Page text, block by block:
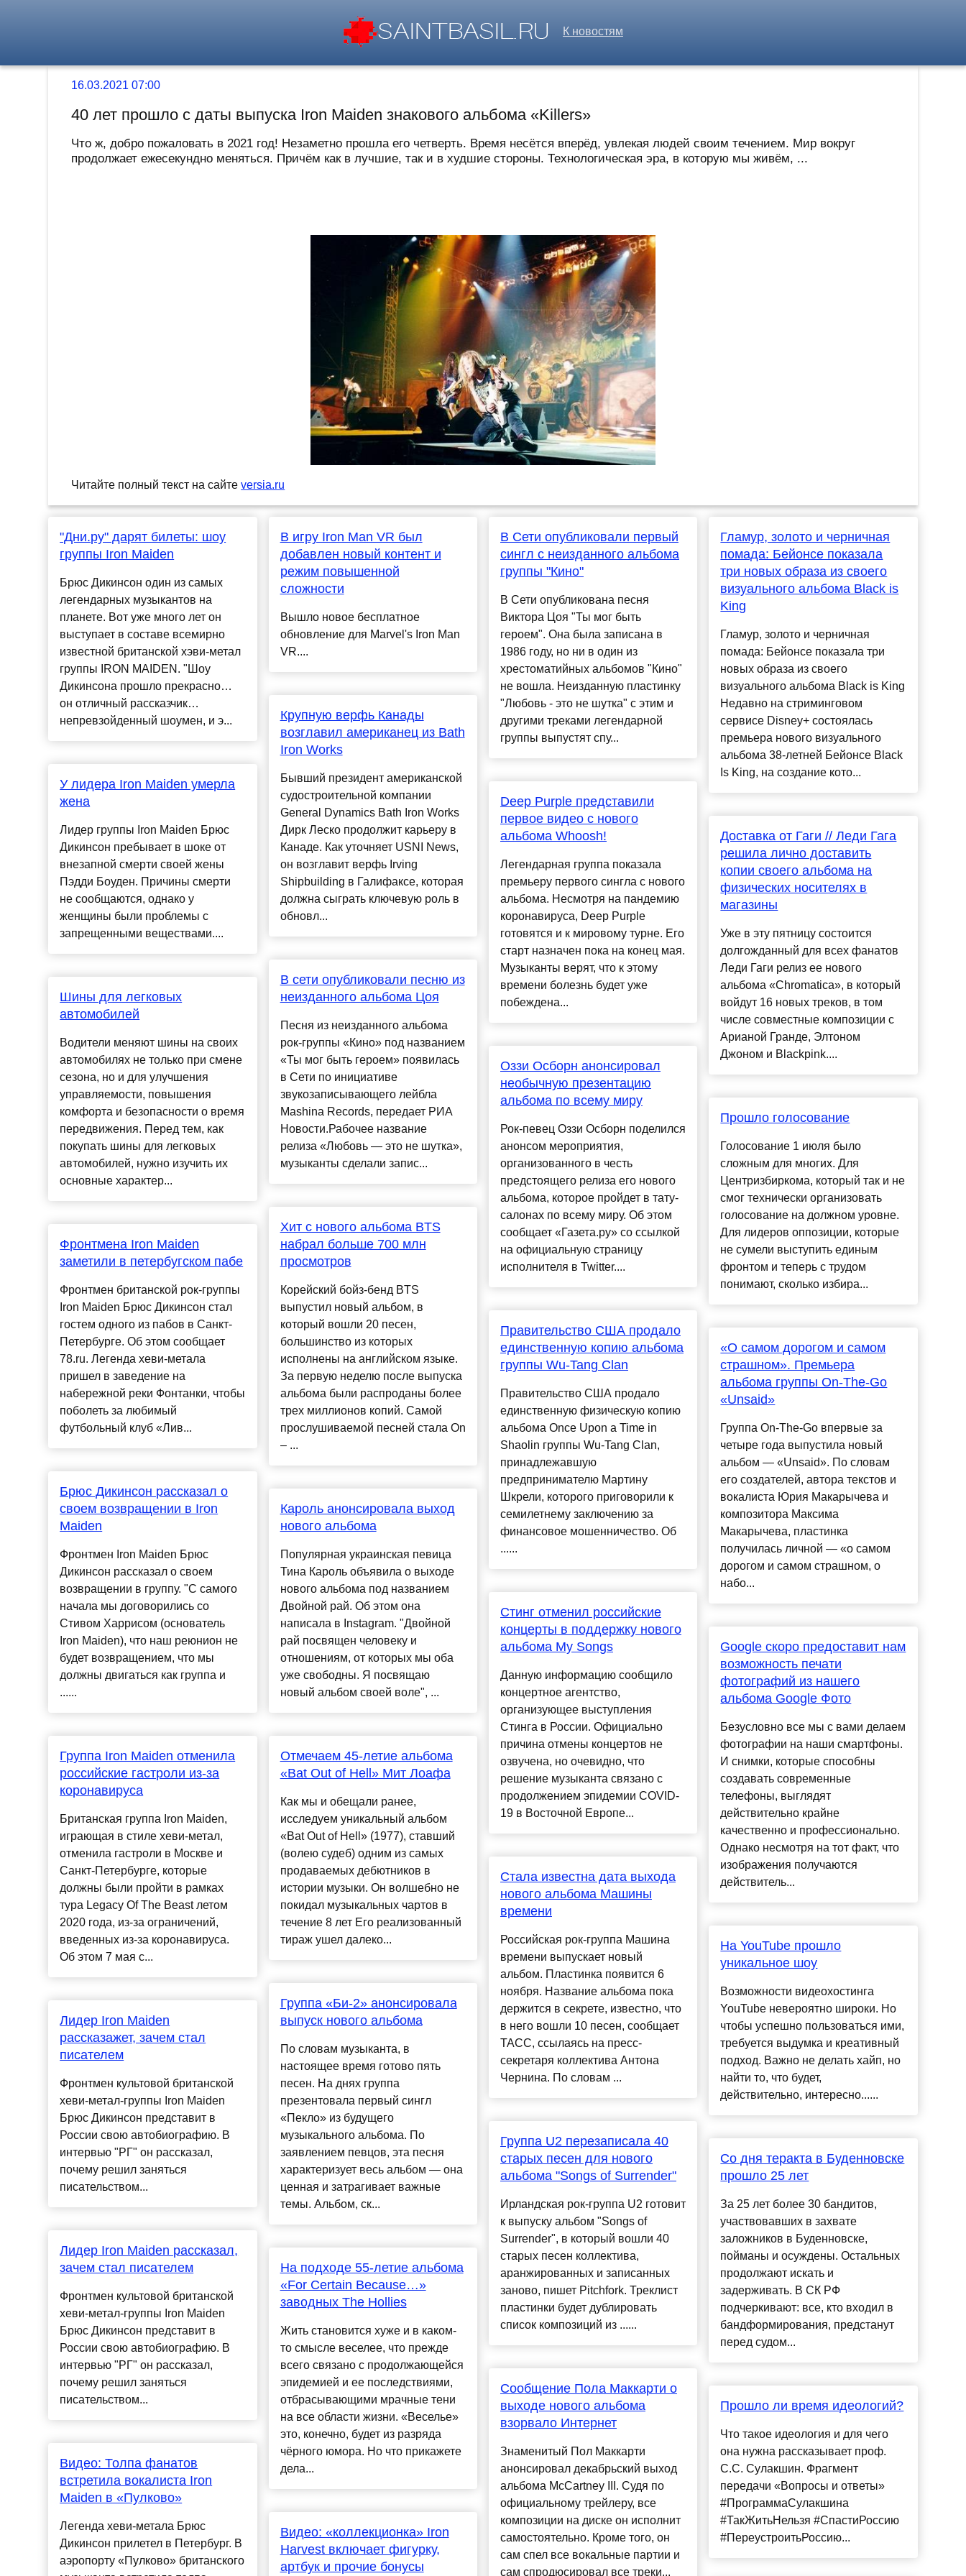
К новостям
16.03.2021 07:00
40 лет прошло с даты выпуска Iron Maiden знакового альбома «Killers»
Что ж, добро пожаловать в 2021 год! Незаметно прошла его четверть. Время несётся вперёд, увлекая людей своим течением. Мир вокруг
продолжает ежесекундно меняться. Причём как в лучшие, так и в худшие стороны. Технологическая эра, в которую мы живём, ...
Читайте полный текст на сайтеversia.ru
"Дни.ру" дарят билеты: шоу
группы Iron Maiden
Брюс Дикинсон один из самых
легендарных музыкантов на
планете. Вот уже много лет он
выступает в составе всемирно
известной британской хэви-метал
группы IRON MAIDEN. "Шоу
Дикинсона прошло прекрасно…
он отличный рассказчик…
непревзойденный шоумен, и э...
У лидера Iron Maiden умерла
жена
Лидер группы Iron Maiden Брюс
Дикинсон пребывает в шоке от
внезапной смерти своей жены
Пэдди Боуден. Причины смерти
не сообщаются, однако у
женщины были проблемы с
запрещенными веществами....
Шины для легковых
автомобилей
Водители меняют шины на своих
автомобилях не только при смене
сезона, но и для улучшения
управляемости, повышения
комфорта и безопасности о время
передвижения. Перед тем, как
покупать шины для легковых
автомобилей, нужно изучить их
основные характер...
Фронтмена Iron Maiden
заметили в петербугском пабе
Фронтмен британской рок-группы
Iron Maiden Брюс Дикинсон стал
гостем одного из пабов в Санкт-
Петербурге. Об этом сообщает
78.ru. Легенда хеви-метала
пришел в заведение на
набережной реки Фонтанки, чтобы
поболеть за любимый
футбольный клуб «Лив...
Брюс Дикинсон рассказал о
своем возвращении в Iron
Maiden
Фронтмен Iron Maiden Брюс
Дикинсон рассказал о своем
возвращении в группу. "С самого
начала мы договорились со
Стивом Харрисом (основатель
Iron Maiden), что наш реюнион не
будет возвращением, что мы
должны двигаться как группа и
......
Группа Iron Maiden отменила
российские гастроли из-за
коронавируса
Британская группа Iron Maiden,
играющая в стиле хеви-метал,
отменила гастроли в Москве и
Санкт-Петербурге, которые
должны были пройти в рамках
тура Legacy Of The Beast летом
2020 года, из-за ограничений,
введенных из-за коронавируса.
Об этом 7 мая с...
Лидер Iron Maiden
рассказажет, зачем стал
писателем
Фронтмен культовой британской
хеви-метал-группы Iron Maiden
Брюс Дикинсон представит в
России свою автобиографию. В
интервью "РГ" он рассказал,
почему решил заняться
писательством...
Лидер Iron Maiden рассказал,
зачем стал писателем
Фронтмен культовой британской
хеви-метал-группы Iron Maiden
Брюс Дикинсон представит в
России свою автобиографию. В
интервью "РГ" он рассказал,
почему решил заняться
писательством...
Видео: Толпа фанатов
встретила вокалиста Iron
Maiden в «Пулково»
Легенда хеви-метала Брюс
Дикинсон прилетел в Петербург. В
аэропорту «Пулково» британского
В игру Iron Man VR был
добавлен новый контент и
режим повышенной
сложности
Вышло новое бесплатное
обновление для Marvel's Iron Man
VR....
Крупную верфь Канады
возглавил американец из Bath
Iron Works
Бывший президент американской
судостроительной компании
General Dynamics Bath Iron Works
Дирк Леско продолжит карьеру в
Канаде. Как уточняет USNI News,
он возглавит верфь Irving
Shipbuilding в Галифаксе, которая
должна сыграть ключевую роль в
обновл...
В сети опубликовали песню из
неизданного альбома Цоя
Песня из неизданного альбома
рок-группы «Кино» под названием
«Ты мог быть героем» появилась
в Сети по инициативе
звукозаписывающего лейбла
Mashina Records, передает РИА
Новости.Рабочее название
релиза «Любовь — это не шутка»,
музыканты сделали запис...
Хит с нового альбома BTS
набрал больше 700 млн
просмотров
Корейский бойз-бенд BTS
выпустил новый альбом, в
который вошли 20 песен,
большинство из которых
исполнены на английском языке.
За первую неделю после выпуска
альбома были распроданы более
трех миллионов копий. Самой
прослушиваемой песней стала On
– ...
Кароль анонсировала выход
нового альбома
Популярная украинская певица
Тина Кароль объявила о выходе
нового альбома под названием
Двойной рай. Об этом она
написала в Instagram. "Двойной
рай посвящен человеку и
отношениям, от которых мы оба
уже свободны. Я посвящаю
новый альбом своей воле", ...
Отмечаем 45-летие альбома
«Bat Out of Hell» Мит Лоафа
Как мы и обещали ранее,
исследуем уникальный альбом
«Bat Out of Hell» (1977), ставший
(волею судеб) одним из самых
продаваемых дебютников в
истории музыки. Он волшебно не
покидал музыкальных чартов в
течение 8 лет Его реализованный
тираж ушел далеко...
Группа «Би-2» анонсировала
выпуск нового альбома
По словам музыканта, в
настоящее время готово пять
песен. На днях группа
презентовала первый сингл
«Пекло» из будущего
музыкального альбома. По
заявлением певцов, эта песня
характеризует весь альбом — она
ценная и затрагивает важные
темы. Альбом, ск...
На подходе 55-летие альбома
«For Certain Because…»
заводных The Hollies
Жить становится хуже и в каком-
то смысле веселее, что прежде
всего связано с продолжающейся
эпидемией и ее последствиями,
отбрасывающими мрачные тени
на все области жизни. «Веселье»
это, конечно, будет из разряда
чёрного юмора. Но что прикажете
дела...
Видео: «коллекционка» Iron
Harvest включает фигурку,
артбук и прочие бонусы
В Сети опубликовали первый
сингл с неизданного альбома
группы "Кино"
В Сети опубликована песня
Виктора Цоя "Ты мог быть
героем". Она была записана в
1986 году, но ни в один из
хрестоматийных альбомов "Кино"
не вошла. Неизданную пластинку
"Любовь - это не шутка" с этим и
другими треками легендарной
группы выпустят спу...
Deep Purple представили
первое видео с нового
альбома Whoosh!
Легендарная группа показала
премьеру первого сингла с нового
альбома. Несмотря на пандемию
коронавируса, Deep Purple
готовятся и к мировому турне. Его
старт назначен пока на конец мая.
Музыканты верят, что к этому
времени болезнь будет уже
побеждена...
Оззи Осборн анонсировал
необычную презентацию
альбома по всему миру
Рок-певец Оззи Осборн поделился
анонсом мероприятия,
организованного в честь
предстоящего релиза его нового
альбома, которое пройдет в тату-
салонах по всему миру. Об этом
сообщает «Газета.ру» со ссылкой
на официальную страницу
исполнителя в Twitter....
Правительство США продало
единственную копию альбома
группы Wu-Tang Clan
Правительство США продало
единственную физическую копию
альбома Once Upon a Time in
Shaolin группы Wu-Tang Clan,
принадлежавшую
предпринимателю Мартину
Шкрели, которого приговорили к
семилетнему заключению за
финансовое мошенничество. Об
......
Стинг отменил российские
концерты в поддержку нового
альбома My Songs
Данную информацию сообщило
концертное агентство,
организующее выступления
Стинга в России. Официально
причина отмены концертов не
озвучена, но очевидно, что
решение музыканта связано с
продолжением эпидемии COVID-
19 в Восточной Европе...
Стала известна дата выхода
нового альбома Машины
времени
Российская рок-группа Машина
времени выпускает новый
альбом. Пластинка появится 6
ноября. Название альбома пока
держится в секрете, известно, что
в него вошли 10 песен, сообщает
ТАСС, ссылаясь на пресс-
секретаря коллектива Антона
Чернина. По словам ...
Группа U2 перезаписала 40
старых песен для нового
альбома "Songs of Surrender"
Ирландская рок-группа U2 готовит
к выпуску альбом "Songs of
Surrender", в который вошли 40
старых песен коллектива,
аранжированных и записанных
заново, пишет Pitchfork. Треклист
пластинки будет дублировать
список композиций из ......
Сообщение Пола Маккарти о
выходе нового альбома
взорвало Интернет
Знаменитый Пол Маккарти
анонсировал декабрьский выход
альбома McCartney III. Судя по
официальному трейлеру, все
композиции на диске он исполнит
самостоятельно. Кроме того, он
сам спел все вокальные партии и
сам спродюсировал все треки...
Гламур, золото и черничная
помада: Бейонсе показала
три новых образа из своего
визуального альбома Black is
King
Гламур, золото и черничная
помада: Бейонсе показала три
новых образа из своего
визуального альбома Black is King
Недавно на стриминговом
сервисе Disney+ состоялась
премьера нового визуального
альбома 38-летней Бейонсе Black
Is King, на создание кото...
Доставка от Гаги // Леди Гага
решила лично доставить
копии своего альбома на
физических носителях в
магазины
Уже в эту пятницу состоится
долгожданный для всех фанатов
Леди Гаги релиз ее нового
альбома «Chromatica», в который
войдут 16 новых треков, в том
числе совместные композиции с
Арианой Гранде, Элтоном
Джоном и Blackpink....
Прошло голосование
Голосование 1 июля было
сложным для многих. Для
Центризбиркома, который так и не
смог технически организовать
голосование на должном уровне.
Для лидеров оппозиции, которые
не сумели выступить единым
фронтом и теперь с трудом
понимают, сколько избира...
«О самом дорогом и самом
страшном». Премьера
альбома группы On-The-Go
«Unsaid»
Группа On-The-Go впервые за
четыре года выпустила новый
альбом — «Unsaid». По словам
его создателей, автора текстов и
вокалиста Юрия Макарычева и
композитора Максима
Макарычева, пластинка
получилась личной — «о самом
дорогом и самом страшном, о
набо...
Google скоро предоставит нам
возможность печати
фотографий из нашего
альбома Google Фото
Безусловно все мы с вами делаем
фотографии на наши смартфоны.
И снимки, которые способны
создавать современные
телефоны, выглядят
действительно крайне
качественно и профессионально.
Однако несмотря на тот факт, что
изображения получаются
действитель...
На YouTube прошло
уникальное шоу
Возможности видеохостинга
YouTube невероятно широки. Но
чтобы успешно пользоваться ими,
требуется выдумка и креативный
подход. Важно не делать хайп, но
найти то, что будет,
действительно, интересно......
Со дня теракта в Буденновске
прошло 25 лет
За 25 лет более 30 бандитов,
участвовавших в захвате
заложников в Буденновске,
пойманы и осуждены. Остальных
продолжают искать и
задерживать. В СК РФ
подчеркивают: все, кто входил в
бандформирования, предстанут
перед судом...
Прошло ли время идеологий?
Что такое идеология и для чего
она нужна рассказывает проф.
С.С. Сулакшин. Фрагмент
передачи «Вопросы и ответы»
#ПрограммаСулакшина
#ТакЖитьНельзя #СпастиРоссию
#ПереустроитьРоссию...